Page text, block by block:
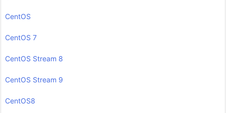
CentOS
CentOS 7
CentOS Stream 8
CentOS Stream 9
CentOS8